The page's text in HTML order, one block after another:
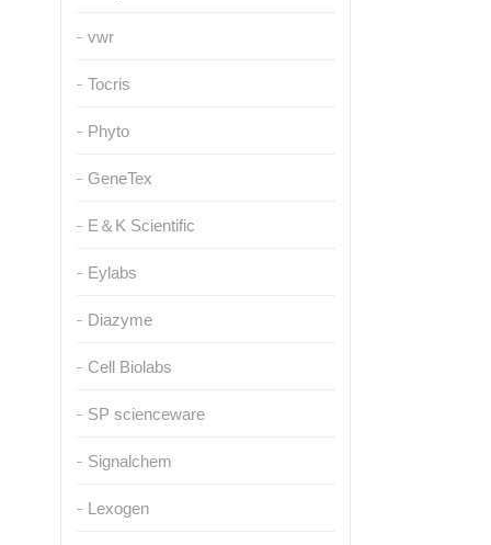
vwr
Tocris
Phyto
GeneTex
E＆K Scientific
Eylabs
Diazyme
Cell Biolabs
SP scienceware
Signalchem
Lexogen